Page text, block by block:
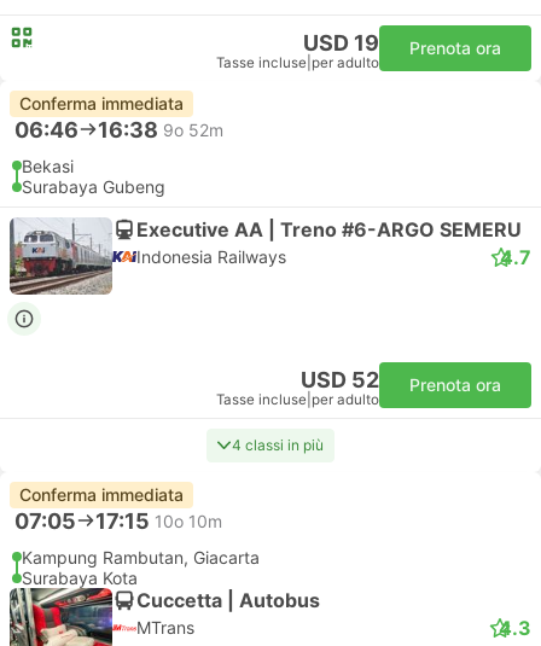
USD 19
Tasse incluse per adulto
Prenota ora
Conferma immediata
06:46 16:38 9o 52m
Bekasi
Surabaya Gubeng
Executive AA | Treno #6-ARGO SEMERU
Indonesia Railways 4.7
USD 52
Tasse incluse per adulto
Prenota ora
4 classi in più
Conferma immediata
07:05 17:15 10o 10m
Kampung Rambutan, Giacarta
Surabaya Kota
Cuccetta | Autobus
MTrans 4.3